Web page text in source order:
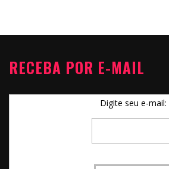
RECEBA POR E-MAIL
Digite seu e-mail: